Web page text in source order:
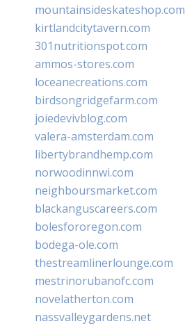
mountainsideskateshop.com
kirtlandcitytavern.com
301nutritionspot.com
ammos-stores.com
loceanecreations.com
birdsongridgefarm.com
joiedevivblog.com
valera-amsterdam.com
libertybrandhemp.com
norwoodinnwi.com
neighboursmarket.com
blackanguscareers.com
bolesfororegon.com
bodega-ole.com
thestreamlinerlounge.com
mestrinorubanofc.com
novelatherton.com
nassvalleygardens.net